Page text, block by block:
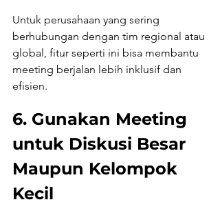
Untuk perusahaan yang sering
berhubungan dengan tim regional atau
global, fitur seperti ini bisa membantu
meeting berjalan lebih inklusif dan
efisien.
6. Gunakan Meeting
untuk Diskusi Besar
Maupun Kelompok
Kecil